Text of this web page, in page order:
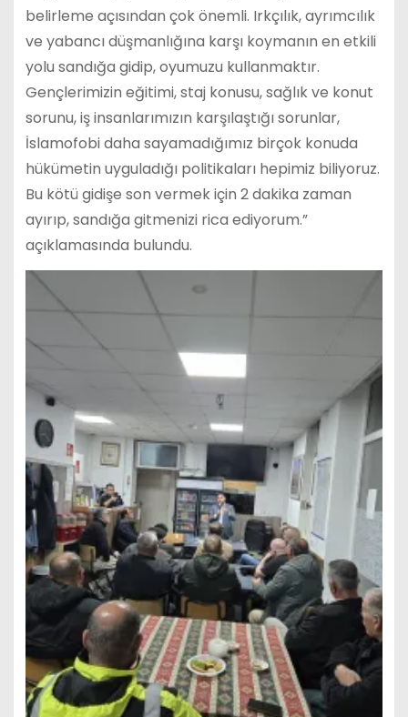
belirleme açısından çok önemli. Irkçılık, ayrımcılık
ve yabancı düşmanlığına karşı koymanın en etkili
yolu sandığa gidip, oyumuzu kullanmaktır.
Gençlerimizin eğitimi, staj konusu, sağlık ve konut
sorunu, iş insanlarımızın karşılaştığı sorunlar,
İslamofobi daha sayamadığımız birçok konuda
hükümetin uyguladığı politikaları hepimiz biliyoruz.
Bu kötü gidişe son vermek için 2 dakika zaman
ayırıp, sandığa gitmenizi rica ediyorum.”
açıklamasında bulundu.